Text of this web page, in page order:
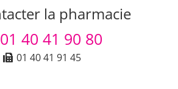
la pharmacie
01 40 41 90 80
01 40 41 91 45